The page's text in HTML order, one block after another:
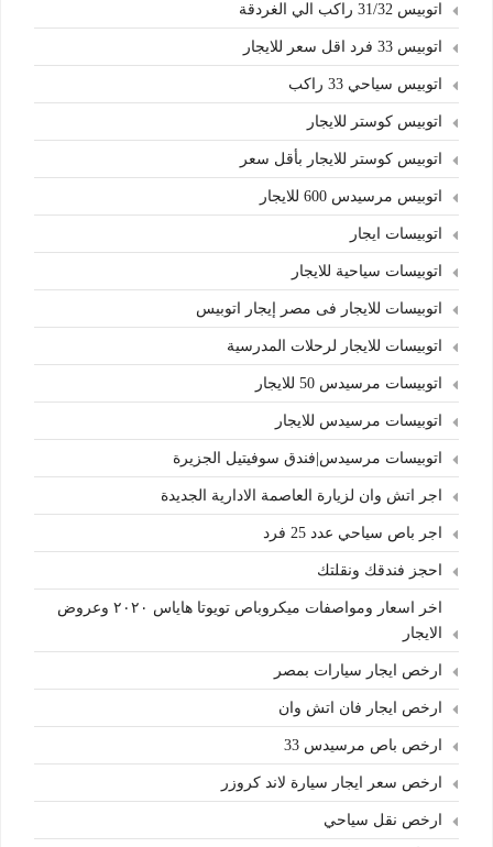
اتوبيس 31/32 راكب الي الغردقة
اتوبيس 33 فرد اقل سعر للايجار
اتوبيس سياحي 33 راكب
اتوبيس كوستر للايجار
اتوبيس كوستر للايجار بأقل سعر
اتوبيس مرسيدس 600 للايجار
اتوبيسات ايجار
اتوبيسات سياحية للايجار
اتوبيسات للايجار فى مصر إيجار اتوبيس
اتوبيسات للايجار لرحلات المدرسية
اتوبيسات مرسيدس 50 للايجار
اتوبيسات مرسيدس للايجار
اتوبيسات مرسيدس|فندق سوفيتيل الجزيرة
اجر اتش وان لزيارة العاصمة الادارية الجديدة
اجر باص سياحي عدد 25 فرد
احجز فندقك ونقلتك
اخر اسعار ومواصفات ميكروباص تويوتا هاياس ٢٠٢٠ وعروض
الايجار
ارخص ايجار سيارات بمصر
ارخص ايجار فان اتش وان
ارخص باص مرسيدس 33
ارخص سعر ايجار سيارة لاند كروزر
ارخص نقل سياحي